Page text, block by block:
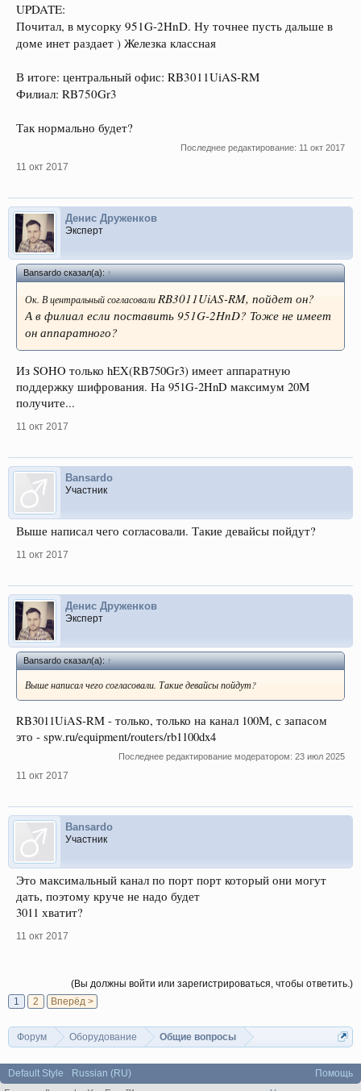
UPDATE:
Почитал, в мусорку 951G-2HnD. Ну точнее пусть дальше в
доме инет раздает ) Железка классная
В итоге: центральный офис: RB3011UiAS-RM
Филиал: RB750Gr3
Так нормально будет?
Последнее редактирование: 11 окт 2017
11 окт 2017
Денис Друженков
Эксперт
Bansardo сказал(а):↑
Ок. В центральный согласовалиRB3011UiAS-RM, пойдет он?
А в филиал если поставить 951G-2HnD? Тоже не имеет
он аппаратного?
Из SOHO только hEX(RB750Gr3) имеет аппаратную
поддержку шифрования. На 951G-2HnD максимум 20М
получите...
11 окт 2017
Bansardo
Участник
Выше написал чего согласовали. Такие девайсы пойдут?
11 окт 2017
Денис Друженков
Эксперт
Bansardo сказал(а):↑
Выше написал чего согласовали. Такие девайсы пойдут?
RB3011UiAS-RM - только, только на канал 100М, с запасом
это - spw.ru/equipment/routers/rb1100dx4
Последнее редактирование модератором: 23 июл 2025
11 окт 2017
Bansardo
Участник
Это максимальный канал по порт порт который они могут
дать, поэтому круче не надо будет
3011 хватит?
11 окт 2017
(Вы должны войти или зарегистрироваться, чтобы ответить.)
1
2 Вперёд >
Форум Оборудование Общие вопросы
Default Style Russian (RU)
Помощь